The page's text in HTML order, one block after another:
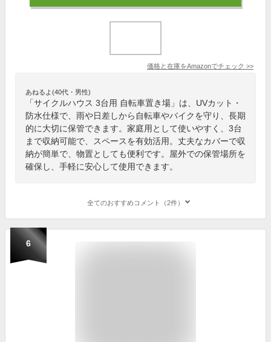
価格と在庫をAmazonでチェック >>
あねるよ(40代・男性)
「サイクルハウス 3台用 自転車置き場」は、UVカット・
防水仕様で、雨や日差しから自転車やバイクを守り、長期
的に大切に保管できます。家庭用として使いやすく、3台
まで収納可能で、スペースを有効活用。丈夫なカバーで収
納が簡単で、物置としても便利です。屋外での保管場所を
確保し、手軽に安心して使用できます。
全てのおすすめコメント（2件）
6